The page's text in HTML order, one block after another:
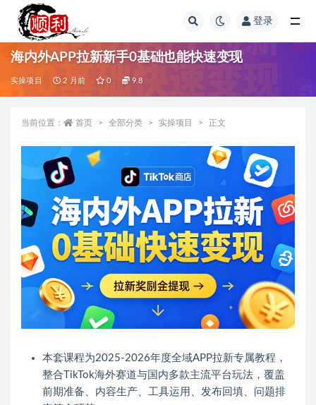
登录
海内外APP拉新新手0基础也能快速变现
实操项目 2 月前 0 9.8
当前位置： 首页 全部分类 实操项目 正文
本套课程为2025-2026年度全域APP拉新专属教程，
整合TikTok海外赛道与国内多款主流平台玩法，覆盖
前期准备、内容生产、工具运用、发布回填、问题排
全部